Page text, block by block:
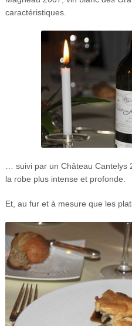
caractéristiques.
… suivi par un Château Cantelys
la robe plus intense et profonde.
Et, au fur et à mesure que les